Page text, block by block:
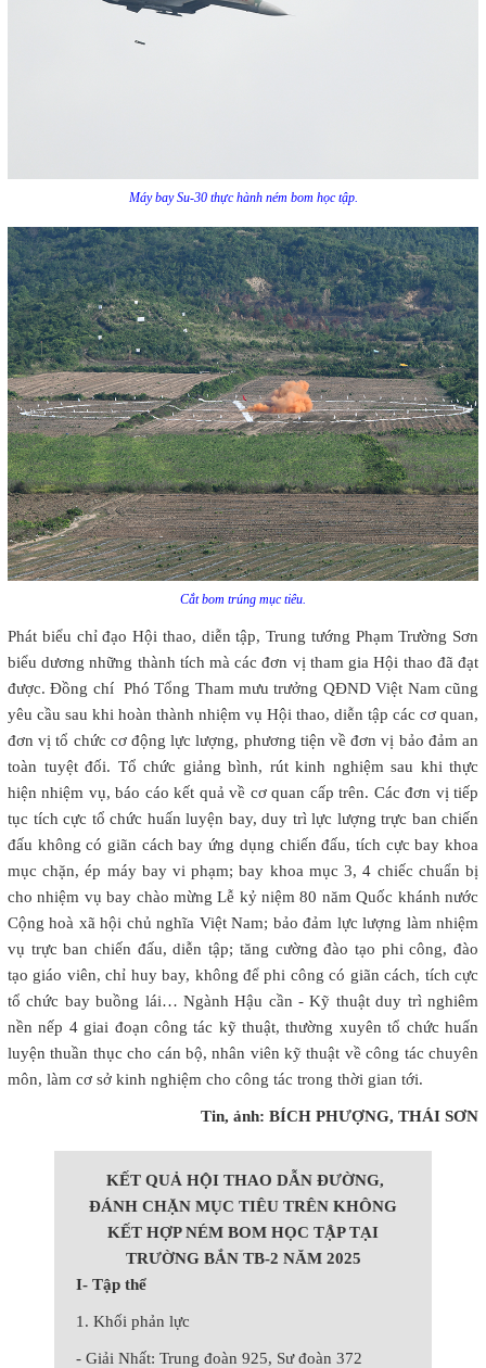
Máy bay Su-30 thực hành ném bom học tập.
Cắt bom trúng mục tiêu.
Phát biểu chỉ đạo Hội thao, diễn tập, Trung tướng Phạm Trường Sơn
biểu dương những thành tích mà các đơn vị tham gia Hội thao đã đạt
được. Đồng chí Phó Tổng Tham mưu trưởng QĐND Việt Nam cũng
yêu cầu sau khi hoàn thành nhiệm vụ Hội thao, diễn tập các cơ quan,
đơn vị tổ chức cơ động lực lượng, phương tiện về đơn vị bảo đảm an
toàn tuyệt đối. Tổ chức giảng bình, rút kinh nghiệm sau khi thực
hiện nhiệm vụ, báo cáo kết quả về cơ quan cấp trên. Các đơn vị tiếp
tục tích cực tổ chức huấn luyện bay, duy trì lực lượng trực ban chiến
đấu không có giãn cách bay ứng dụng chiến đấu, tích cực bay khoa
mục chặn, ép máy bay vi phạm; bay khoa mục 3, 4 chiếc chuẩn bị
cho nhiệm vụ bay chào mừng Lễ kỷ niệm 80 năm Quốc khánh nước
Cộng hoà xã hội chủ nghĩa Việt Nam; bảo đảm lực lượng làm nhiệm
vụ trực ban chiến đấu, diễn tập; tăng cường đào tạo phi công, đào
tạo giáo viên, chỉ huy bay, không để phi công có giãn cách, tích cực
tổ chức bay buồng lái… Ngành Hậu cần - Kỹ thuật duy trì nghiêm
nền nếp 4 giai đoạn công tác kỹ thuật, thường xuyên tổ chức huấn
luyện thuần thục cho cán bộ, nhân viên kỹ thuật về công tác chuyên
môn, làm cơ sở kinh nghiệm cho công tác trong thời gian tới.
Tin, ảnh: BÍCH PHƯỢNG, THÁI SƠN
KẾT QUẢ HỘI THAO DẪN ĐƯỜNG,
ĐÁNH CHẶN MỤC TIÊU TRÊN KHÔNG
KẾT HỢP NÉM BOM HỌC TẬP TẠI
TRƯỜNG BẮN TB-2 NĂM 2025
I- Tập thể
1. Khối phản lực
- Giải Nhất: Trung đoàn 925, Sư đoàn 372